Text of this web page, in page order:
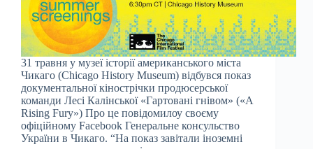
31 травня у музеї історії американського міста
Чикаго (Chicago History Museum) відбувся показ
документальної кінострічки продюсерської
команди Лесі Калінської «Гартовані гнівом» («A
Rising Fury») Про це повідомилоу своєму
офіційному Facebook Генеральне консульство
України в Чикаго. “На показ завітали іноземні